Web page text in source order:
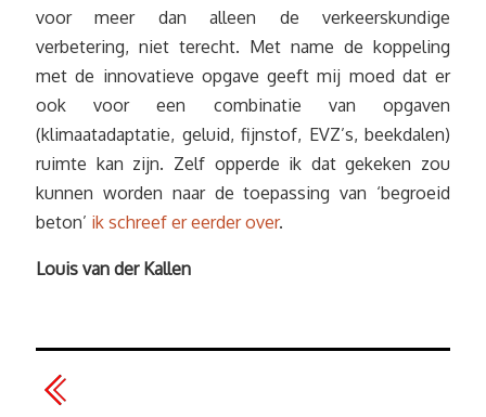
voor meer dan alleen de verkeerskundige
verbetering, niet terecht. Met name de koppeling
met de innovatieve opgave geeft mij moed dat er
ook voor een combinatie van opgaven
(klimaatadaptatie, geluid, fijnstof, EVZ’s, beekdalen)
ruimte kan zijn. Zelf opperde ik dat gekeken zou
kunnen worden naar de toepassing van ‘begroeid
beton’ ik schreef er eerder over.
Louis van der Kallen